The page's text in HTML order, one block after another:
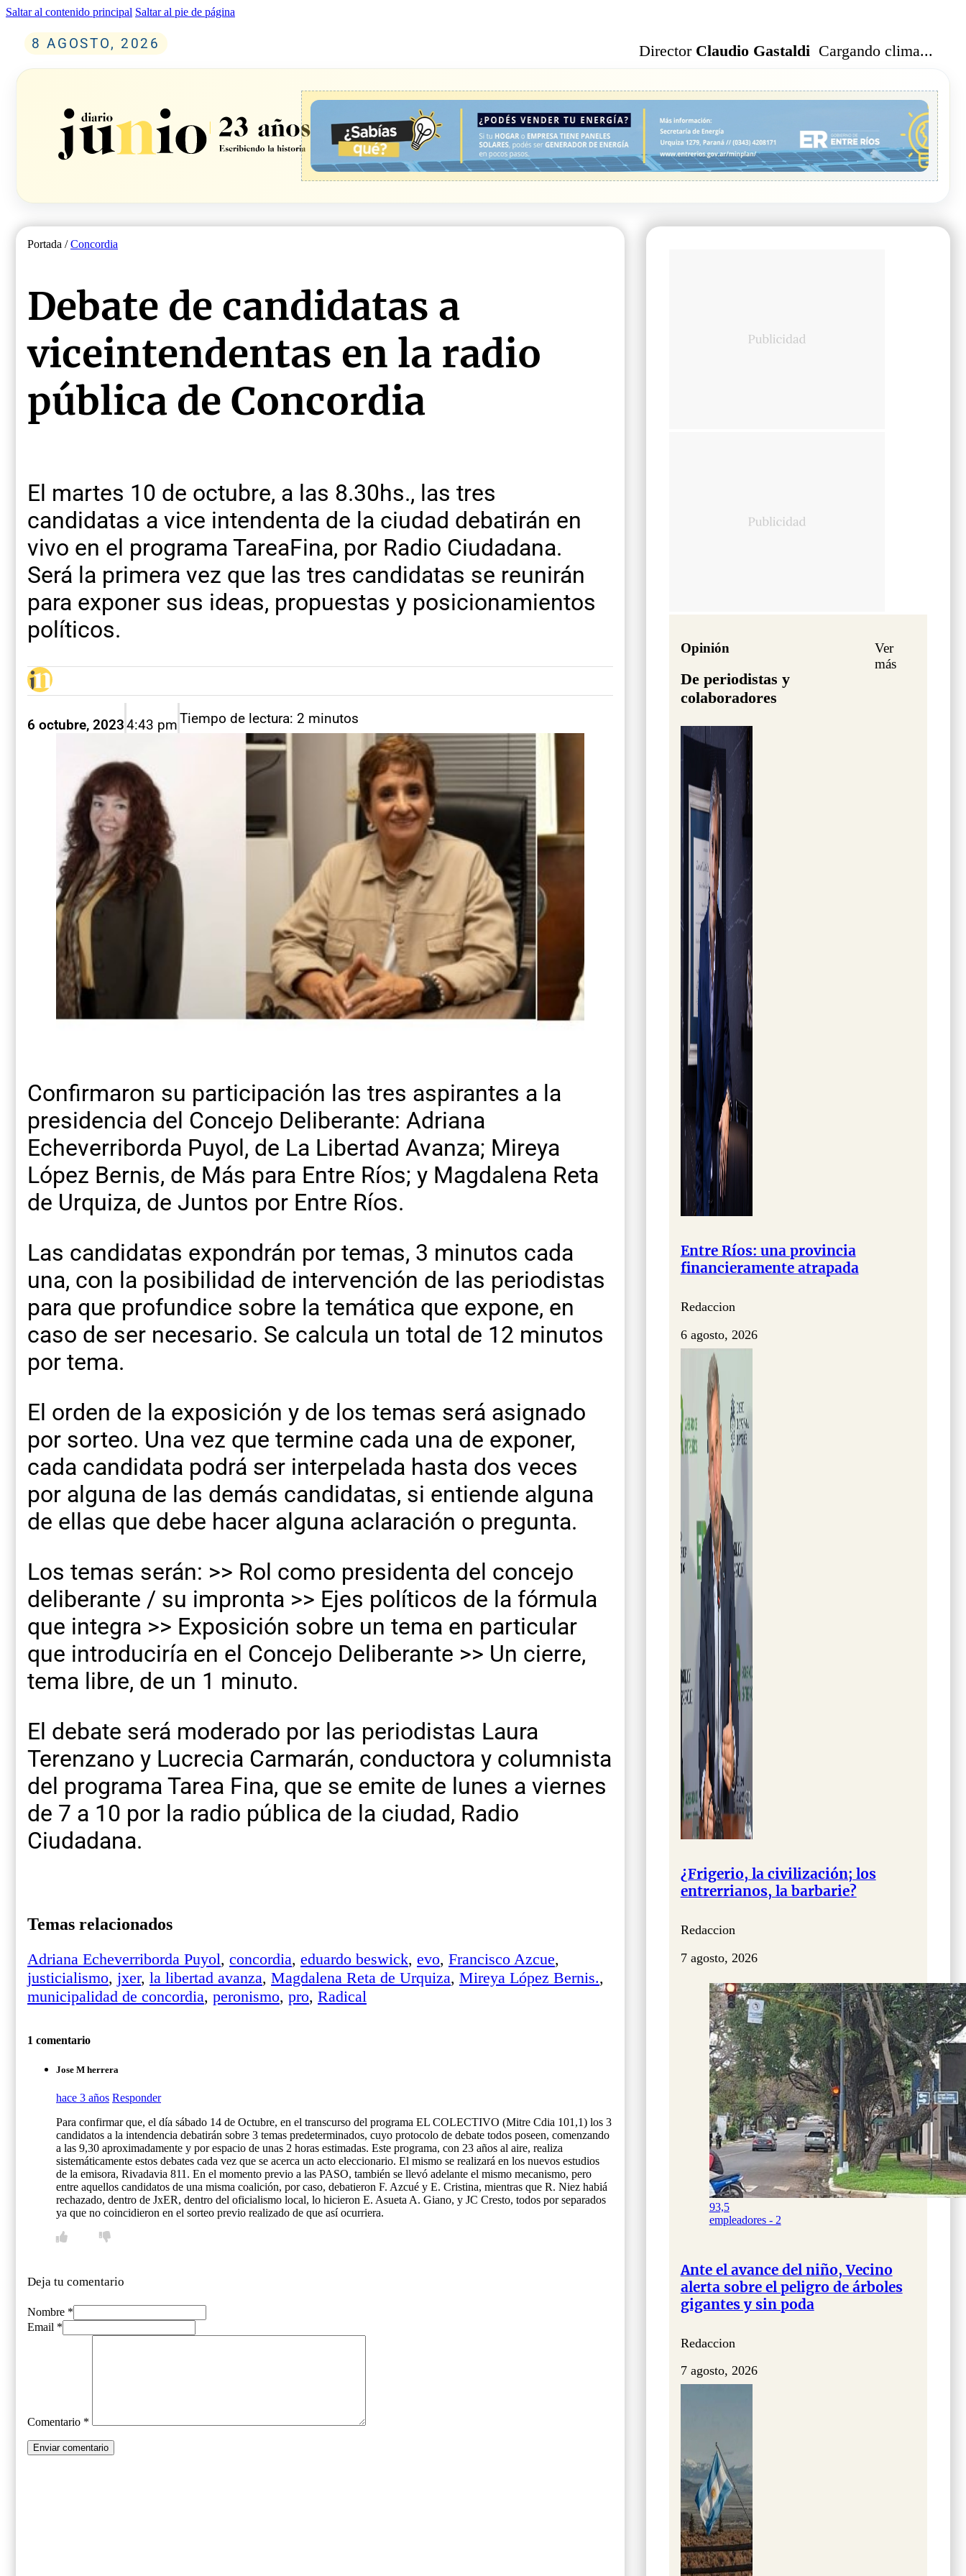
Saltar al contenido principal Saltar al pie de página
8 AGOSTO, 2026 Director Claudio Gastaldi Cargando clima...
Portada /Concordia
Debate de candidatas a
viceintendentas en la radio
pública de Concordia
El martes 10 de octubre, a las 8.30hs., las tres
candidatas a vice intendenta de la ciudad debatirán en
vivo en el programa TareaFina, por Radio Ciudadana.
Será la primera vez que las tres candidatas se reunirán
para exponer sus ideas, propuestas y posicionamientos
políticos.
6 octubre, 20234:43 pmTiempo de lectura: 2 minutos
Confirmaron su participación las tres aspirantes a la
presidencia del Concejo Deliberante: Adriana
Echeverriborda Puyol, de La Libertad Avanza; Mireya
López Bernis, de Más para Entre Ríos; y Magdalena Reta
de Urquiza, de Juntos por Entre Ríos.
Las candidatas expondrán por temas, 3 minutos cada
una, con la posibilidad de intervención de las periodistas
para que profundice sobre la temática que expone, en
caso de ser necesario. Se calcula un total de 12 minutos
por tema.
El orden de la exposición y de los temas será asignado
por sorteo. Una vez que termine cada una de exponer,
cada candidata podrá ser interpelada hasta dos veces
por alguna de las demás candidatas, si entiende alguna
de ellas que debe hacer alguna aclaración o pregunta.
Los temas serán: >> Rol como presidenta del concejo
deliberante / su impronta >> Ejes políticos de la fórmula
que integra >> Exposición sobre un tema en particular
que introduciría en el Concejo Deliberante >> Un cierre,
tema libre, de un 1 minuto.
El debate será moderado por las periodistas Laura
Terenzano y Lucrecia Carmarán, conductora y columnista
del programa Tarea Fina, que se emite de lunes a viernes
de 7 a 10 por la radio pública de la ciudad, Radio
Ciudadana.
Temas relacionados
Adriana Echeverriborda Puyol, concordia, eduardo beswick, evo, Francisco Azcue,
justicialismo, jxer, la libertad avanza, Magdalena Reta de Urquiza, Mireya López Bernis.,
municipalidad de concordia, peronismo, pro, Radical
1 comentario
Jose M herrera
hace 3 años Responder
Para confirmar que, el día sábado 14 de Octubre, en el transcurso del programa EL COLECTIVO (Mitre Cdia 101,1) los 3
candidatos a la intendencia debatirán sobre 3 temas predeterminados, cuyo protocolo de debate todos poseen, comenzando
a las 9,30 aproximadamente y por espacio de unas 2 horas estimadas. Este programa, con 23 años al aire, realiza
sistemáticamente estos debates cada vez que se acerca un acto eleccionario. El mismo se realizará en los nuevos estudios
de la emisora, Rivadavia 811. En el momento previo a las PASO, también se llevó adelante el mismo mecanismo, pero
entre aquellos candidatos de una misma coalición, por caso, debatieron F. Azcué y E. Cristina, mientras que R. Niez habiá
rechazado, dentro de JxER, dentro del oficialismo local, lo hicieron E. Asueta A. Giano, y JC Cresto, todos por separados
ya que no coincidieron en el sorteo previo realizado de que así ocurriera.
Deja tu comentario
Nombre *
Email *
Comentario *
Opinión
De periodistas y
colaboradores
Ver
más
Entre Ríos: una provincia
financieramente atrapada
Redaccion
6 agosto, 2026
¿Frigerio, la civilización; los
entrerrianos, la barbarie?
Redaccion
7 agosto, 2026
93,5
empleadores - 2
Ante el avance del niño, Vecino
alerta sobre el peligro de árboles
gigantes y sin poda
Redaccion
7 agosto, 2026